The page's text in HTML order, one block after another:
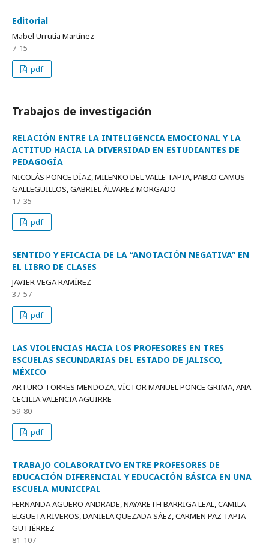
Editorial
Mabel Urrutia Martínez
7-15
pdf
Trabajos de investigación
RELACIÓN ENTRE LA INTELIGENCIA EMOCIONAL Y LA
ACTITUD HACIA LA DIVERSIDAD EN ESTUDIANTES DE
PEDAGOGÍA
NICOLÁS PONCE DÍAZ, MILENKO DEL VALLE TAPIA, PABLO CAMUS
GALLEGUILLOS, GABRIEL ÁLVAREZ MORGADO
17-35
pdf
SENTIDO Y EFICACIA DE LA “ANOTACIÓN NEGATIVA” EN
EL LIBRO DE CLASES
JAVIER VEGA RAMÍREZ
37-57
pdf
LAS VIOLENCIAS HACIA LOS PROFESORES EN TRES
ESCUELAS SECUNDARIAS DEL ESTADO DE JALISCO,
MÉXICO
ARTURO TORRES MENDOZA, VÍCTOR MANUEL PONCE GRIMA, ANA
CECILIA VALENCIA AGUIRRE
59-80
pdf
TRABAJO COLABORATIVO ENTRE PROFESORES DE
EDUCACIÓN DIFERENCIAL Y EDUCACIÓN BÁSICA EN UNA
ESCUELA MUNICIPAL
FERNANDA AGÜERO ANDRADE, NAYARETH BARRIGA LEAL, CAMILA
ELGUETA RIVEROS, DANIELA QUEZADA SÁEZ, CARMEN PAZ TAPIA
GUTIÉRREZ
81-107